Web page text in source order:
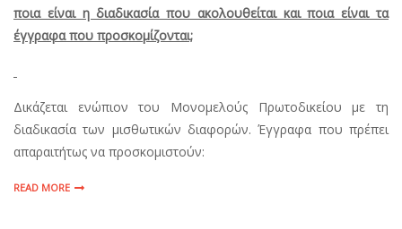
ποια είναι η διαδικασία που ακολουθείται και ποια είναι τα
έγγραφα που προσκομίζονται;
Δικάζεται ενώπιον του Μονομελούς Πρωτοδικείου με τη
διαδικασία των μισθωτικών διαφορών. Έγγραφα που πρέπει
απαραιτήτως να προσκομιστούν:
READ MORE